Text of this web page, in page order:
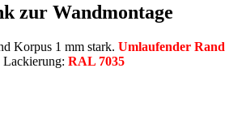
zur Wandmontage
Korpus 1 mm stark. Umlaufender Rand
RAL 7035